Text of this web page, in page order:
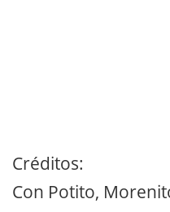
Créditos:
Con Potito,